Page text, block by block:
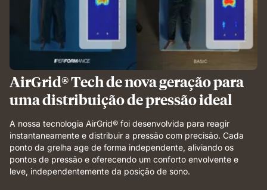
AirGrid® Tech de nova geração para
uma distribuição de pressão ideal
A nossa tecnologia AirGrid® foi desenvolvida para reagir
instantaneamente e distribuir a pressão com precisão. Cada
ponto da grelha age de forma independente, aliviando os
pontos de pressão e oferecendo um conforto envolvente e
leve, independentemente da posição de sono.